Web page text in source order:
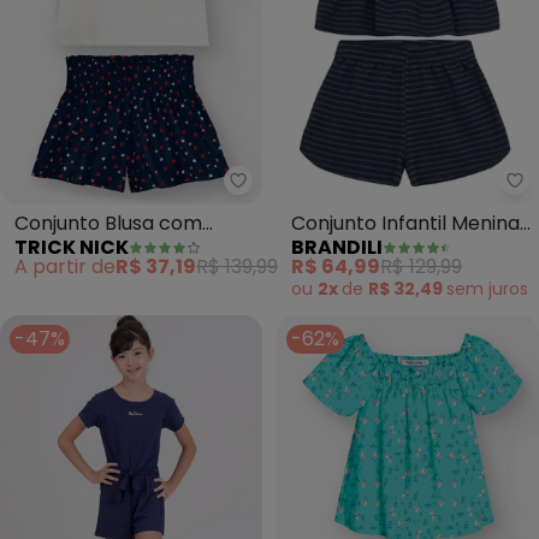
Trick Nick - Conjunto Blusa
Conjunto Blusa com
Shorts (Azul)
TRICK NICK
A partir deR$ 37,19R$ 139,99
Conjunto Infantil Menina
em Tecido Especial
(Azul)
BRANDILI
R$ 64,99R$ 129,99
ou 2x de R$ 32,49 sem juros
-47% -62%